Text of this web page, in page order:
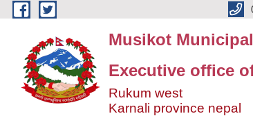
Skip to main content
Musikot
Executive office
Rukum west
Karnali province nepal